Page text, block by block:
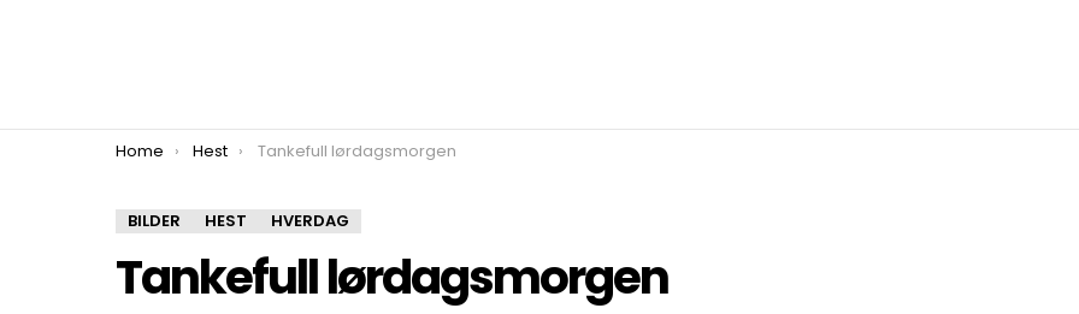
You are here:
Home Hest Tankefull lørdagsmorgen
BILDER HEST HVERDAG
Tankefull lørdagsmorgen